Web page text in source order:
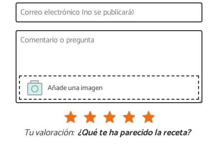
Añade una imagen
Tu valoración: ¿Qué te ha parecido la receta?